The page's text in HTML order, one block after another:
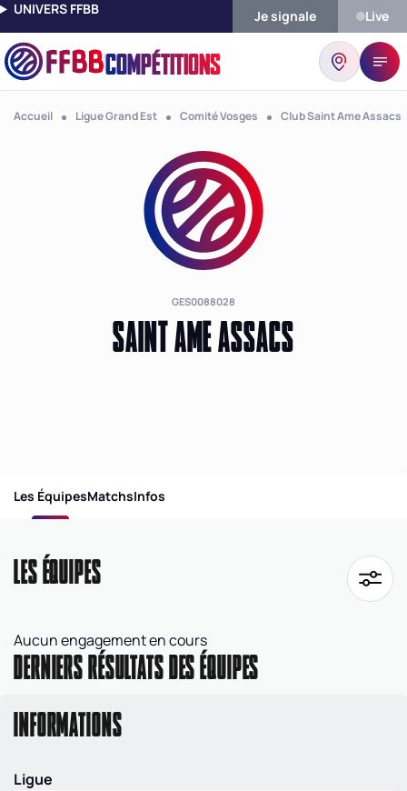
UNIVERS FFBB Je signale Live
COMPÉTITIONS
Accueil Ligue Grand Est Comité Vosges Club Saint Ame Assacs
GES0088028
SAINT AME ASSACS
Les ÉquipesMatchsInfos
LES ÉQUIPES
Aucun engagement en cours
DERNIERS RÉSULTATS DES ÉQUIPES
INFORMATIONS
Ligue